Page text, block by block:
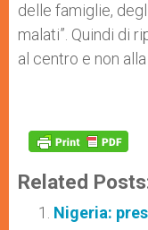
delle famiglie,
malati”. Quindi di
al centro e non
Related
Nigeria: